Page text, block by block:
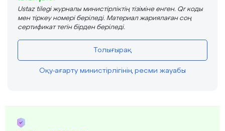
Ustaz tilegi журналы министірліктің тізіміне енген. Qr коды
мен тіркеу номері беріледі. Материал жариялаған соң
сертификат тегін бірден беріледі.
Толығырақ
Оқу-ағарту министірлігінің ресми жауабы